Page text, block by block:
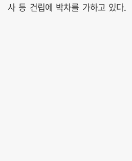
사 등 건립에 박차를 가하고 있다.